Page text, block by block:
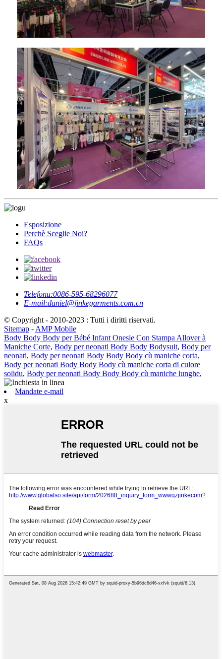
Esposizione
Perchè Sceglie Noi?
FAQs
Telefonu:0086-595-68296077
E-mail:daniel@jinkegarments.com.cn
© Copyright - 2010-2023 : Tutti i diritti riservati.
Sitemap - AMP Mobile
Body Body Body per Bébé Infant Onesie Con Stampa Allover à
Maniche Corte, Body per neonati Body Body Bodysuit, Body per
neonati, Body per neonati Body Body Body cù maniche corta,
Body per neonati Body Body Body cù maniche corta di culore
solidu, Body per neonati Body Body Body cù maniche lunghe,
Mandate e-mail
x